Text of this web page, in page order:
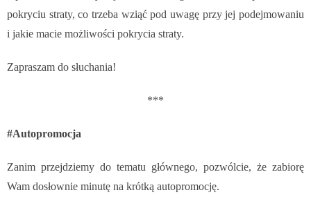
pokryciu straty, co trzeba wziąć pod uwagę przy jej podejmowaniu
i jakie macie możliwości pokrycia straty.
Zapraszam do słuchania!
***
#Autopromocja
Zanim przejdziemy do tematu głównego, pozwólcie, że zabiorę
Wam dosłownie minutę na krótką autopromocję.